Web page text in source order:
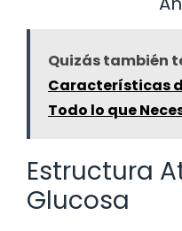
Quizás también
Características
Todo lo que
Estructura
Glucosa